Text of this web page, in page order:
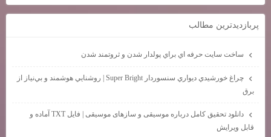
پربازديدترين مطالب
ساخت سايت حرفه اي براي پولدار شدن و ثروتمند شدن
چراغ خورشيدي ديواري سنسوردار Super Bright | روشنايي هوشمند و بي‌نياز از
برق
دانلود تحقیق کامل درباره موسیقی و سازهای موسیقی | فایل TXT آماده و
قابل ویرایش